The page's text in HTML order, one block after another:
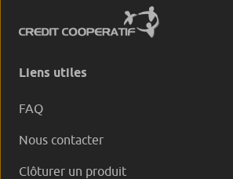
Liens utiles
FAQ
Nous contacter
Clôturer un produit